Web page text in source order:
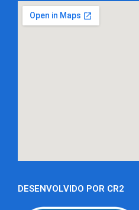
DESENVOLVIDO POR CR2